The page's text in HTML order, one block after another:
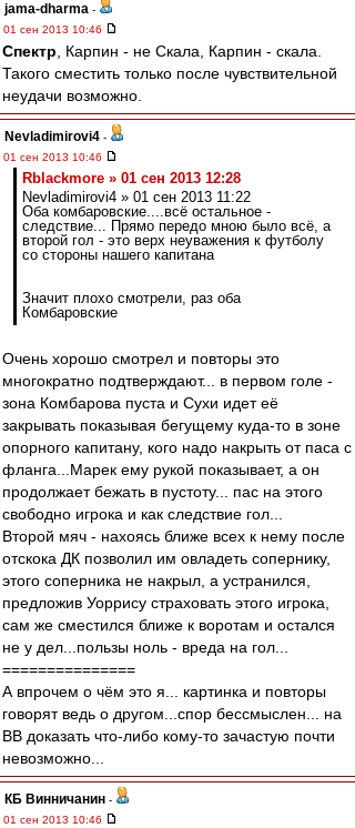
jama-dharma -
01 сен 2013 10:46
Спектр , Карпин - не Скала, Карпин - скала.
Такого сместить только после чувствительной
неудачи возможно.
Nevladimirovi4 -
01 сен 2013 10:46
Rblackmore » 01 сен 2013 12:28
Nevladimirovi4 » 01 сен 2013 11:22
Оба комбаровские....всё остальное -
следствие... Прямо передо мною было всё, а
второй гол - это верх неуважения к футболу
со стороны нашего капитана
Значит плохо смотрели, раз оба
Комбаровские
Очень хорошо смотрел и повторы это
многократно подтверждают... в первом голе -
зона Комбарова пуста и Сухи идет её
закрывать показывая бегущему куда-то в зоне
опорного капитану, кого надо накрыть от паса с
фланга...Марек ему рукой показывает, а он
продолжает бежать в пустоту... пас на этого
свободно игрока и как следствие гол...
Второй мяч - нахоясь ближе всех к нему после
отскока ДК позволил им овладеть сопернику,
этого соперника не накрыл, а устранился,
предложив Уоррису страховать этого игрока,
сам же сместился ближе к воротам и остался
не у дел...пользы ноль - вреда на гол...
===============
А впрочем о чём это я... картинка и повторы
говорят ведь о другом...спор бессмыслен... на
ВВ доказать что-либо кому-то зачастую почти
невозможно...
КБ Винничанин -
01 сен 2013 10:46